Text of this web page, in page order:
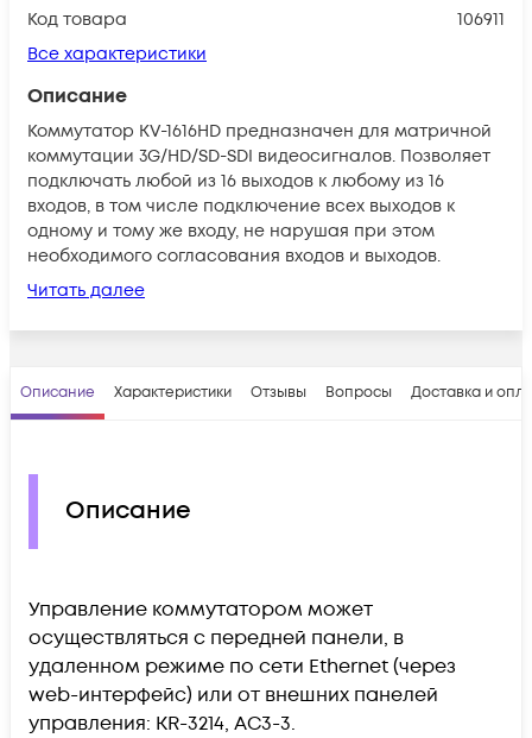
Код товара
106911
Все характеристики
Описание
Коммутатор KV-1616HD предназначен для матричной
коммутации 3G/HD/SD-SDI видеосигналов. Позволяет
подключать любой из 16 выходов к любому из 16
входов, в том числе подключение всех выходов к
одному и тому же входу, не нарушая при этом
необходимого согласования входов и выходов.
Читать далее
Описание Характеристики Отзывы Вопросы Доставка и
Описание
Управление коммутатором может
осуществляться с передней панели, в
удаленном режиме по сети Ethernet (через
web-интерфейс) или от внешних панелей
управления: KR-3214, AC3-3.